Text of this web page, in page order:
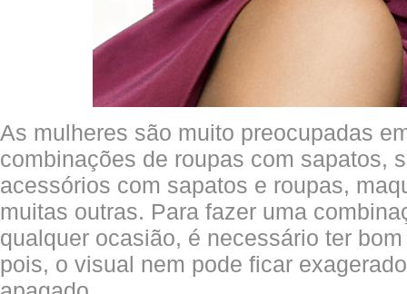
As mulheres são muito preocupadas
combinações de roupas com sapatos,
acessórios com sapatos e roupas,
muitas outras. Para fazer uma
qualquer ocasião, é necessário ter
pois, o visual nem pode ficar